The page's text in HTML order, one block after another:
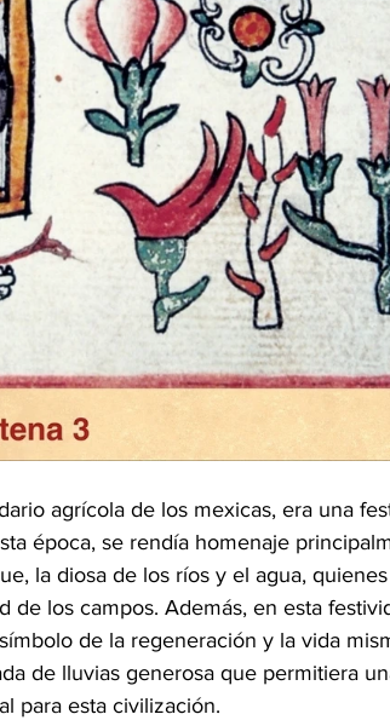
agrícola de los mexicas, era una
época, se rendía homenaje
la diosa de los ríos y el agua,
de los campos. Además, en esta
de la regeneración y la vida
de lluvias generosa que permitiera
para esta civilización.